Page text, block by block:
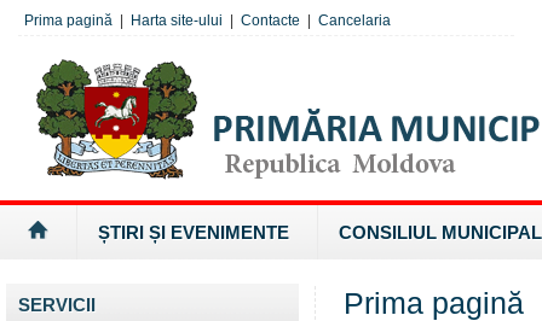
Prima pagină Harta site-ului Contacte Cancelaria
ȘTIRI ȘI EVENIMENTE CONSILIUL MUNICIPAL
SERVICII Prima pagină